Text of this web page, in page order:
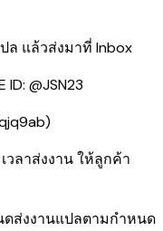
ล แล้วส่งมาที่ Inbox
ID: @JSN23
)
วลาส่งงาน ให้ลูกค้า
ดส่งงานแปลตามกำหนด